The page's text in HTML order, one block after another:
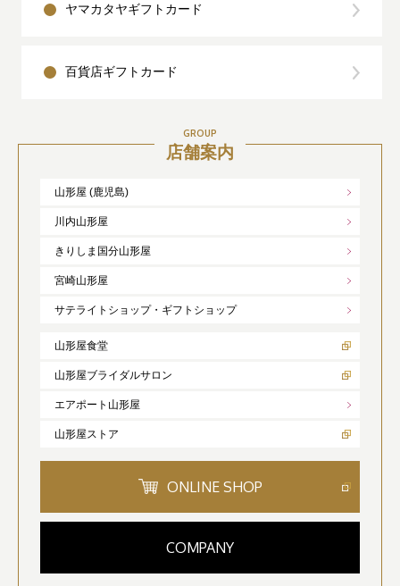
ヤマカタヤギフトカード
百貨店ギフトカード
GROUP
店舗案内
山形屋 (鹿児島)
川内山形屋
きりしま国分山形屋
宮崎山形屋
サテライトショップ・ギフトショップ
山形屋食堂
山形屋ブライダルサロン
エアポート山形屋
山形屋ストア
ONLINE SHOP
COMPANY